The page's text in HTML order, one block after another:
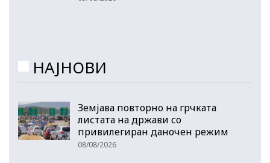
НАЈНОВИ
Земјава повторно на грчката
листата на држави со
привилегиран даночен режим
08/08/2026